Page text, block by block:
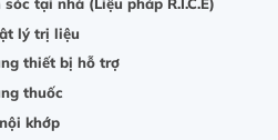
lý trị liệu
thiết bị hỗ trợ
thuốc
khớp